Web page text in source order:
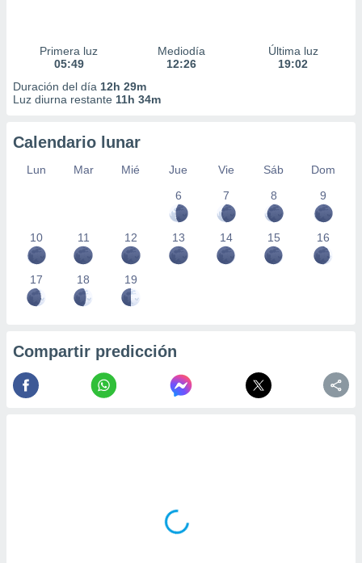
crear un
uso de
la
contenido
de
de
de
uso de
con el
Primera luz
05:49
Mediodía
12:26
Última luz
19:02
Duración del día 12h 29m
Luz diurna restante 11h 34m
Calendario lunar
Lun Mar Mié Jue Vie Sáb
Dom
6
7 8 9
10 11 12 13 14 15 16
17 18 19
Compartir predicción